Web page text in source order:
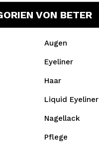
VON BETER
Augen
Eyeliner
Haar
Liquid Eyeliner
Nagellack
Pflege